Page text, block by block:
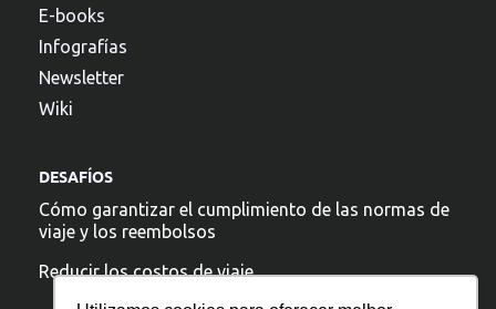
E-books
Infografías
Newsletter
Wiki
DESAFÍOS
Cómo garantizar el cumplimiento de las normas de
viaje y los reembolsos
Reducir los costos de viaje